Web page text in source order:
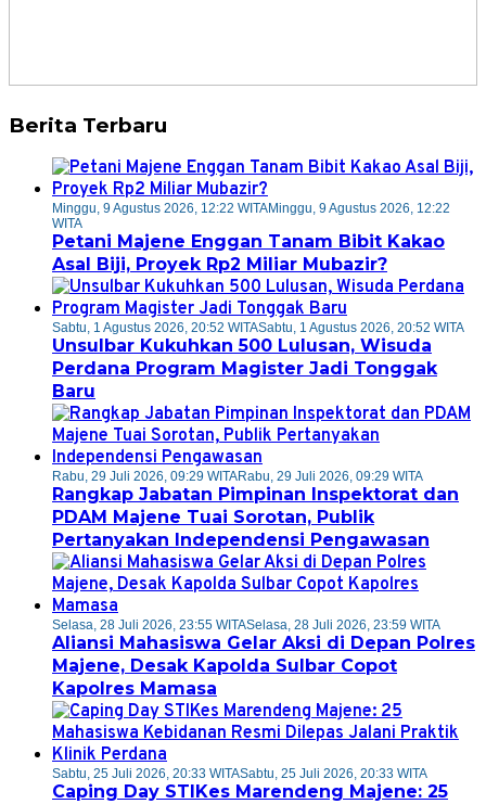
Berita Terbaru
Minggu, 9 Agustus 2026, 12:22 WITAMinggu, 9 Agustus 2026, 12:22
WITA
Petani Majene Enggan Tanam Bibit Kakao
Asal Biji, Proyek Rp2 Miliar Mubazir?
Sabtu, 1 Agustus 2026, 20:52 WITASabtu, 1 Agustus 2026, 20:52 WITA
Unsulbar Kukuhkan 500 Lulusan, Wisuda
Perdana Program Magister Jadi Tonggak
Baru
Rabu, 29 Juli 2026, 09:29 WITARabu, 29 Juli 2026, 09:29 WITA
Rangkap Jabatan Pimpinan Inspektorat dan
PDAM Majene Tuai Sorotan, Publik
Pertanyakan Independensi Pengawasan
Selasa, 28 Juli 2026, 23:55 WITASelasa, 28 Juli 2026, 23:59 WITA
Aliansi Mahasiswa Gelar Aksi di Depan Polres
Majene, Desak Kapolda Sulbar Copot
Kapolres Mamasa
Sabtu, 25 Juli 2026, 20:33 WITASabtu, 25 Juli 2026, 20:33 WITA
Caping Day STIKes Marendeng Majene: 25